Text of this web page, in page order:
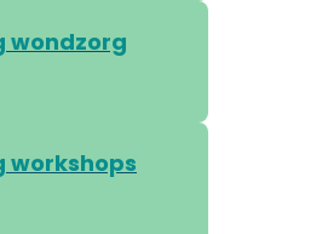
wondzorg
workshops